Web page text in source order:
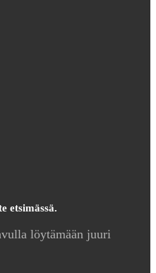
etsimässä.
löytämään juuri